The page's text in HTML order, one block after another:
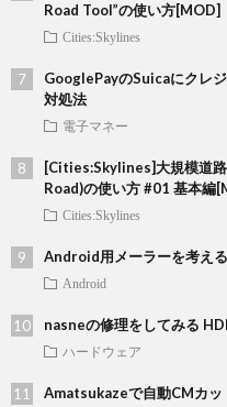
Road Tool”の使い方[MOD]
Cities:Skylines
GooglePayのSuicaにクレ
対処法
電子マネー
[Cities:Skylines]大規模道
Road)の使い方 #01 基本編
Cities:Skylines
Android用メーラーを考える
Android
nasneの修理をしてみる
ハードウェア
Amatsukazeで自動CMカッ